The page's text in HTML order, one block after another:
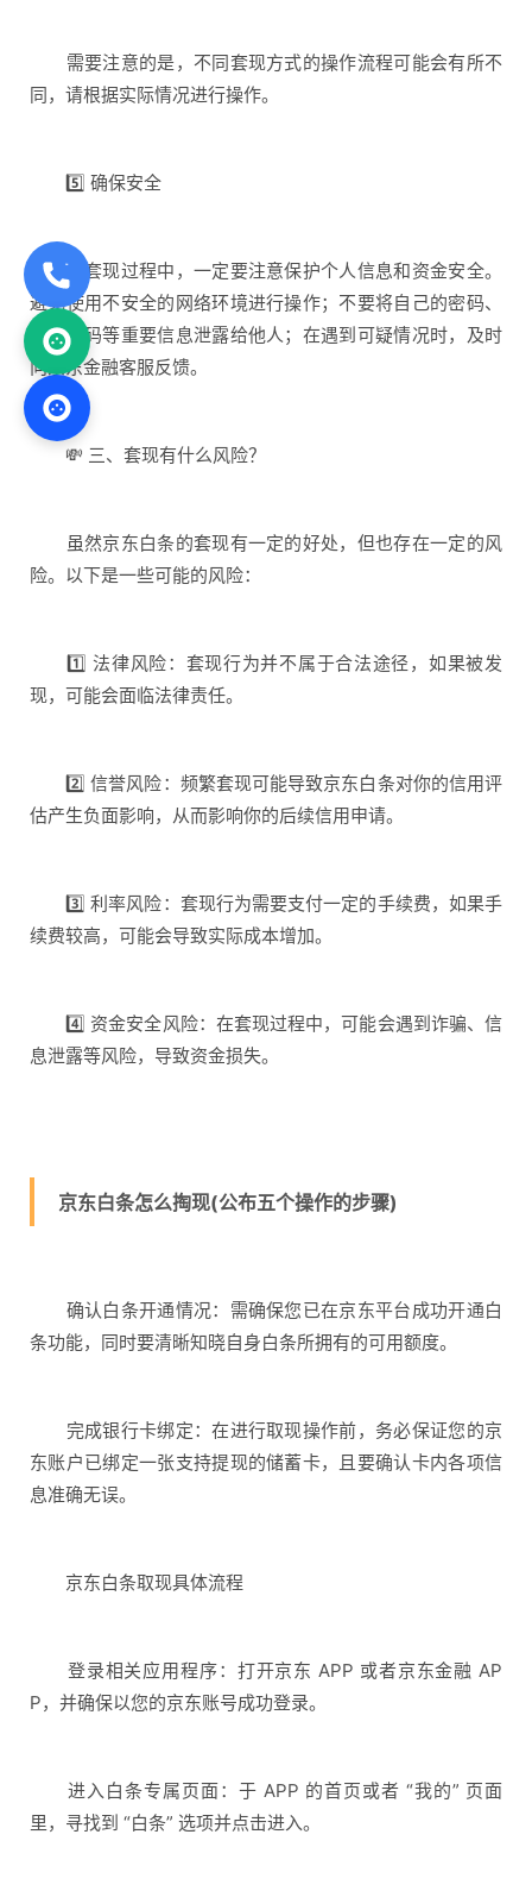
需要注意的是，不同套现方式的操作流程可能会有所不
同，请根据实际情况进行操作。
5️⃣ 确保安全
在套现过程中，一定要注意保护个人信息和资金安全。
避免使用不安全的网络环境进行操作；不要将自己的密码、
支付密码等重要信息泄露给他人；在遇到可疑情况时，及时
向京东金融客服反馈。
💸 三、套现有什么风险？
虽然京东白条的套现有一定的好处，但也存在一定的风
险。以下是一些可能的风险：
1️⃣ 法律风险：套现行为并不属于合法途径，如果被发
现，可能会面临法律责任。
2️⃣ 信誉风险：频繁套现可能导致京东白条对你的信用评
估产生负面影响，从而影响你的后续信用申请。
3️⃣ 利率风险：套现行为需要支付一定的手续费，如果手
续费较高，可能会导致实际成本增加。
4️⃣ 资金安全风险：在套现过程中，可能会遇到诈骗、信
息泄露等风险，导致资金损失。
京东白条怎么掏现(公布五个操作的步骤)
确认白条开通情况：需确保您已在京东平台成功开通白
条功能，同时要清晰知晓自身白条所拥有的可用额度。
完成银行卡绑定：在进行取现操作前，务必保证您的京
东账户已绑定一张支持提现的储蓄卡，且要确认卡内各项信
息准确无误。
京东白条取现具体流程
登录相关应用程序：打开京东 APP 或者京东金融 AP
P，并确保以您的京东账号成功登录。
进入白条专属页面：于 APP 的首页或者 “我的” 页面
里，寻找到 “白条” 选项并点击进入。